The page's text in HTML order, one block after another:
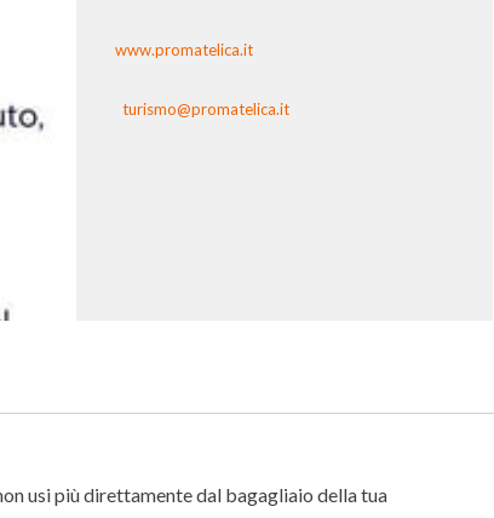
www.promatelica.it
turismo@promatelica.it
usi più direttamente dal bagagliaio della tua